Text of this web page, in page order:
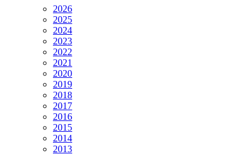
2026
2025
2024
2023
2022
2021
2020
2019
2018
2017
2016
2015
2014
2013